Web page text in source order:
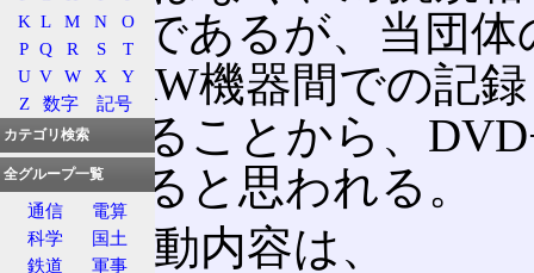
る企業であるが、当団
DVD+RW機器間での記
れていることから、
していると思われる。
主な活動内容は、
K L M N
O
P Q R S
T
U V W X
Y
Z
数字 記号
カテゴリ検索
全グループ一覧
通信
電算
科学
国土
鉄道
軍事